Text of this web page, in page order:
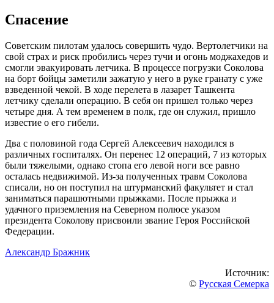
Спасение
Советским пилотам удалось совершить чудо. Вертолетчики на
свой страх и риск пробились через тучи и огонь моджахедов и
смогли эвакуировать летчика. В процессе погрузки Соколова
на борт бойцы заметили зажатую у него в руке гранату с уже
взведенной чекой. В ходе перелета в лазарет Ташкента
летчику сделали операцию. В себя он пришел только через
четыре дня. А тем временем в полк, где он служил, пришло
известие о его гибели.
Два с половиной года Сергей Алексеевич находился в
различных госпиталях. Он перенес 12 операций, 7 из которых
были тяжелыми, однако стопа его левой ноги все равно
осталась недвижимой. Из-за полученных травм Соколова
списали, но он поступил на штурманский факультет и стал
заниматься парашютными прыжками. После прыжка и
удачного приземления на Северном полюсе указом
президента Соколову присвоили звание Героя Российской
Федерации.
Александр Бражник
Источник:
© Русская Семерка